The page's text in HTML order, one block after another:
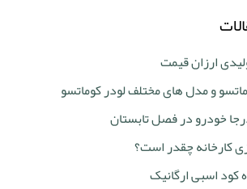
ارزان قیمت
و مدل های مختلف لودر کوماتسو
خودرو در فصل تابستان
کارخانه چقدر است؟
کود اسبی ارگانیک